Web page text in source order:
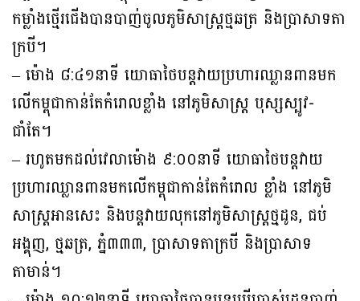
កម្លាំងថ្មើរជើងបានបាញ់ចូលភូមិសាស្ត្រថ្មឆត្រ និងប្រាសាទតា
ក្របី។
– ម៉ោង ៨:៤១នាទី យោធាថៃបន្តវាយប្រហារឈ្លានពានមក
លើកម្ពុជាកាន់តែកំរោលខ្លាំង នៅភូមិសាស្រ្ត បុស្សស្បូវ-
ជាំតែ។
– រហូតមកដល់វេលាម៉ោង ៩:០០នាទី យោធាថៃបន្តវាយ
ប្រហារឈ្លានពានមកលើកម្ពុជាកាន់តែកំរោល ខ្លាំង នៅភូមិ
សាស្រ្តអានសេះ និងបន្តវាយលុកនៅភូមិសាស្ត្រថ្មដូន, ជប់
អង្គុញ, ថ្មឆត្រ, ភ្នំ៣៣៣, ប្រាសាទតាក្របី និងប្រាសាទ
តាមាន់។